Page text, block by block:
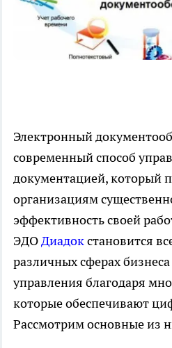
Электронный
современный способ
документацией, который
организациям
эффективность своей
ЭДОДиадокстановится
различных сферах
управления благодаря
которые обеспечивают
Рассмотрим основные из